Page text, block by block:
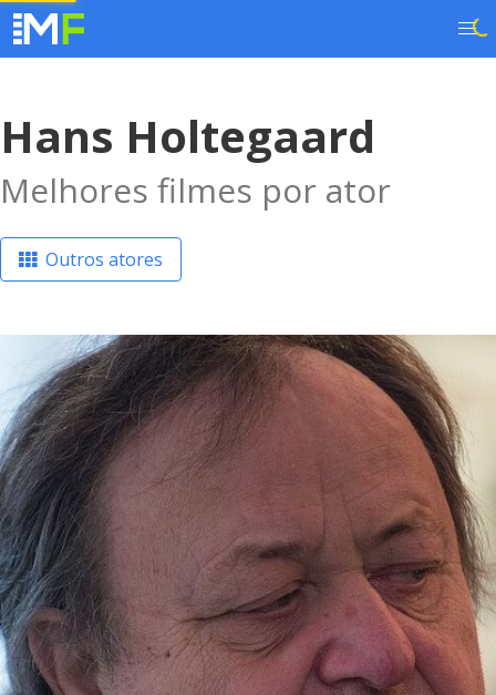
Hans Holtegaard
Melhores filmes por ator
Outros atores